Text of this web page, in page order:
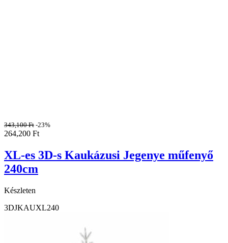
343,100Ft -23%
264,200 Ft
XL-es 3D-s Kaukázusi Jegenye műfenyő
240cm
Készleten
3DJKAUXL240